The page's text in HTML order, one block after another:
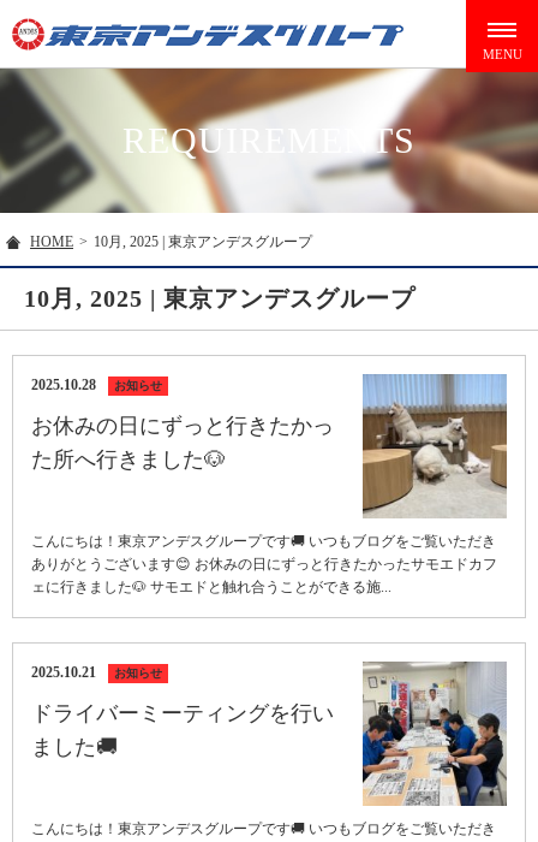
REQUIREMENTS
HOME > 10月, 2025 | 東京アンデスグループ
10月, 2025 | 東京アンデスグループ
2025.10.28 お知らせ
お休みの日にずっと行きたかっ
た所へ行きました🐶
こんにちは！東京アンデスグループです🚚 いつもブログをご覧いただき
ありがとうございます😊 お休みの日にずっと行きたかったサモエドカフ
ェに行きました🐶 サモエドと触れ合うことができる施...
2025.10.21 お知らせ
ドライバーミーティングを行い
ました🚚
こんにちは！東京アンデスグループです🚚 いつもブログをご覧いただき